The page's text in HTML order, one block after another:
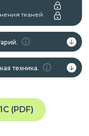
тканей
техника.
(PDF)